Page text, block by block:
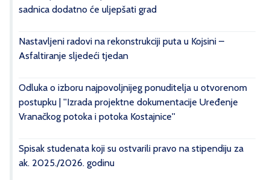
sadnica dodatno će uljepšati grad
Nastavljeni radovi na rekonstrukciji puta u Kojsini –
Asfaltiranje sljedeći tjedan
Odluka o izboru najpovoljnijeg ponuditelja u otvorenom
postupku | ''Izrada projektne dokumentacije Uređenje
Vranačkog potoka i potoka Kostajnice''
Spisak studenata koji su ostvarili pravo na stipendiju za
ak. 2025./2026. godinu